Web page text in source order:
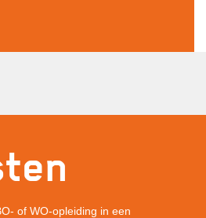
of WO-opleiding in een